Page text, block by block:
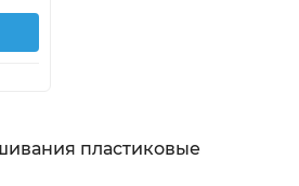
пластиковые